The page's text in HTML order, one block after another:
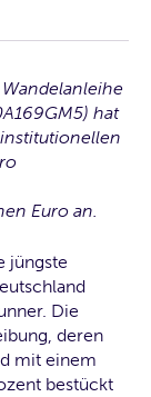
hat
Euro an.
jüngste
Die
deren
mit einem
bestückt